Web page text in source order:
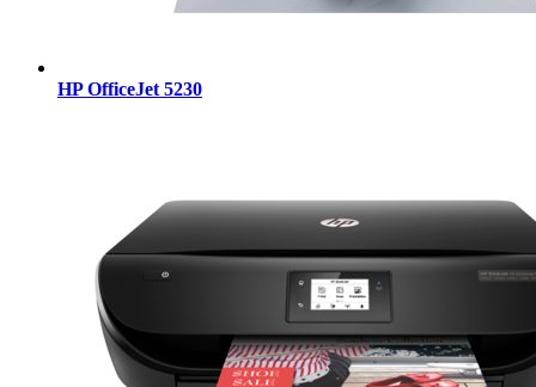
HP OfficeJet 5230